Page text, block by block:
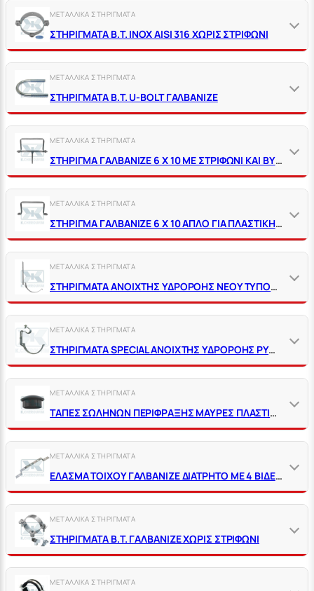
ΜΕΤΑΛΛΙΚΑ ΣΤΗΡΙΓΜΑΤΑ
ΣΤΗΡΙΓΜΑΤΑ Β.Τ. ΙΝΟΧ ΑΙSΙ 316 ΧΩΡΙΣ ΣΤΡΙΦΩΝΙ
ΜΕΤΑΛΛΙΚΑ ΣΤΗΡΙΓΜΑΤΑ
ΣΤΗΡΙΓΜΑΤΑ Β.Τ. U-BOLT ΓΑΛΒΑΝΙΖΕ
ΜΕΤΑΛΛΙΚΑ ΣΤΗΡΙΓΜΑΤΑ
ΣΤΗΡΙΓΜΑ ΓΑΛΒΑΝΙΖΕ 6 Χ 10 ΜΕ ΣΤΡΙΦΩΝΙ ΚΑΙ ΒΥΣΜΑ ΜΑΥΡΟ ΠΛΑΣΤΙΚΟ ΓΙΑ ΠΛΑΣΤΙΚΗ ΣΩΛΗΝΑ
ΜΕΤΑΛΛΙΚΑ ΣΤΗΡΙΓΜΑΤΑ
ΣΤΗΡΙΓΜΑ ΓΑΛΒΑΝΙΖΕ 6 Χ 10 ΑΠΛΟ ΓΙΑ ΠΛΑΣΤΙΚΗ ΣΩΛΗΝΑ
ΜΕΤΑΛΛΙΚΑ ΣΤΗΡΙΓΜΑΤΑ
ΣΤΗΡΙΓΜΑΤΑ ΑΝΟΙΧΤΗΣ ΥΔΡΟΡΟΗΣ ΝΕΟΥ ΤΥΠΟΥ ΓΑΛΒΑΝΙΖΕ
ΜΕΤΑΛΛΙΚΑ ΣΤΗΡΙΓΜΑΤΑ
ΣΤΗΡΙΓΜΑΤΑ SPECIAL ΑΝΟΙΧΤΗΣ ΥΔΡΟΡΟΗΣ ΡΥΘΜΙΖΟΜΕΝΟ
ΜΕΤΑΛΛΙΚΑ ΣΤΗΡΙΓΜΑΤΑ
ΤΑΠΕΣ ΣΩΛΗΝΩΝ ΠΕΡΙΦΡΑΞΗΣ ΜΑΥΡΕΣ ΠΛΑΣΤΙΚΕΣ
ΜΕΤΑΛΛΙΚΑ ΣΤΗΡΙΓΜΑΤΑ
ΕΛΑΣΜΑ ΤΟΙΧΟΥ ΓΑΛΒΑΝΙΖΕ ΔΙΑΤΡΗΤΟ ΜΕ 4 ΒΙΔΕΣ ΓΙΑ ΓΩΝΙΕΣ ΜΕ ΣΤΗΡΙΓΜΑ
ΜΕΤΑΛΛΙΚΑ ΣΤΗΡΙΓΜΑΤΑ
ΣΤΗΡΙΓΜΑΤΑ Β.Τ. ΓΑΛΒΑΝΙΖΕ ΧΩΡΙΣ ΣΤΡΙΦΩΝΙ
ΜΕΤΑΛΛΙΚΑ ΣΤΗΡΙΓΜΑΤΑ